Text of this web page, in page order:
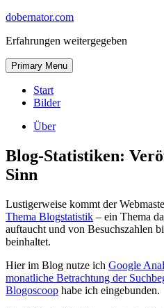
Skip
content
dobernator.com
Erfahrungen weitergegeben
Primary Menu Skip
to
Start
Bilder
Über
Blog-Statistiken:
Sinn
Lustigerweise kommt der
Thema Blogstatistik – ein Thema
auftaucht und von Besuchszahlen
beinhaltet.
Hier im Blog nutze ich Google
monatliche Betrachtung der
Blogoscoop habe ich eingebunden.